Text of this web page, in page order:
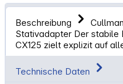
Beschreibung
Stativadapter Der stabile
CX125 zielt explizit auf
Technische Daten